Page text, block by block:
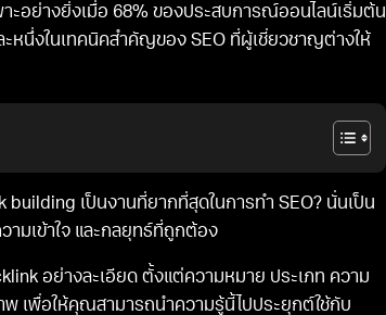
ะอย่างยิ่งเมื่อ 68% ของประสบการณ์ออนไลน์เริ่มต้น
หนึ่งในเทคนิคสำคัญของ SEO ที่ผู้เชี่ยวชาญต่างให้
เป็นงานที่ยากที่สุดในการทำ SEO? นั่นเป็น
มเข้าใจ และกลยุทธ์ที่ถูกต้อง
อย่างละเอียด ตั้งแต่ความหมาย ประเภท ความ
เพื่อให้คุณสามารถนำความรู้นี้ไปประยุกต์ใช้กับ